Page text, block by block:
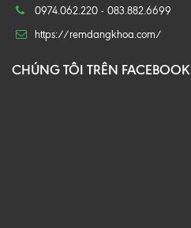
0974.062.220 - 083.882.6699
https://remdangkhoa.com/
CHÚNG TÔI TRÊN FACEBOOK